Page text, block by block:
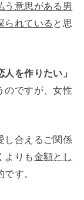
う意思がある男
られている と思
人を作りたい」
のですが、女性
し合えるご関係
よりも金額とし
です。